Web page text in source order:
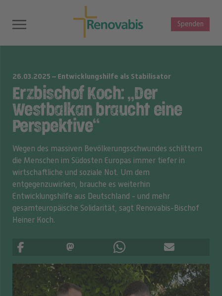
Spenden
26.03.2025 – Entwicklungshilfe als Stabilisator
Erzbischof Koch: „Der
Westbalkan braucht eine
Perspektive“
Wegen des massiven Bevölkerungsschwundes schlittern
die Menschen im Südosten Europas immer tiefer in
wirtschaftliche und soziale Not. Um dem
entgegenzuwirken, brauche es weiterhin
Entwicklungshilfe aus Deutschland - und mehr
gesamteuropäische Solidarität, sagt Renovabis-Bischof
Heiner Koch.